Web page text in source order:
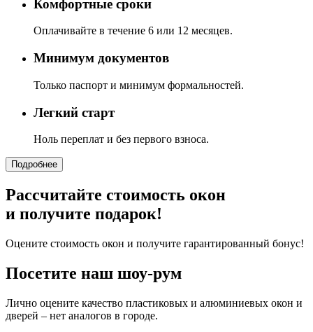
Комфортные сроки
Оплачивайте в течение 6 или 12 месяцев.
Минимум документов
Только паспорт и минимум формальностей.
Легкий старт
Ноль переплат и без первого взноса.
Подробнее
Рассчитайте стоимость окон
и получите подарок!
Оцените стоимость окон и получите гарантированный бонус!
Посетите наш шоу-рум
Лично оцените качество пластиковых и алюминиевых окон и
дверей – нет аналогов в городе.